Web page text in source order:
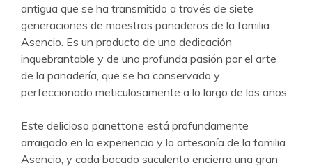
antigua que se ha transmitido a través de siete
generaciones de maestros panaderos de la familia
Asencio. Es un producto de una dedicación
inquebrantable y de una profunda pasión por el arte
de la panadería, que se ha conservado y
perfeccionado meticulosamente a lo largo de los años.
Este delicioso panettone está profundamente
arraigado en la experiencia y la artesanía de la familia
Asencio, y cada bocado suculento encierra una gran